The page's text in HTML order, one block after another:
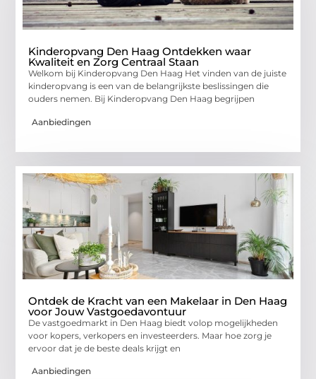
Kinderopvang Den Haag Ontdekken waar
Kwaliteit en Zorg Centraal Staan
Welkom bij Kinderopvang Den Haag Het vinden van de juiste
kinderopvang is een van de belangrijkste beslissingen die
ouders nemen. Bij Kinderopvang Den Haag begrijpen
Aanbiedingen
Ontdek de Kracht van een Makelaar in Den Haag
voor Jouw Vastgoedavontuur
De vastgoedmarkt in Den Haag biedt volop mogelijkheden
voor kopers, verkopers en investeerders. Maar hoe zorg je
ervoor dat je de beste deals krijgt en
Aanbiedingen